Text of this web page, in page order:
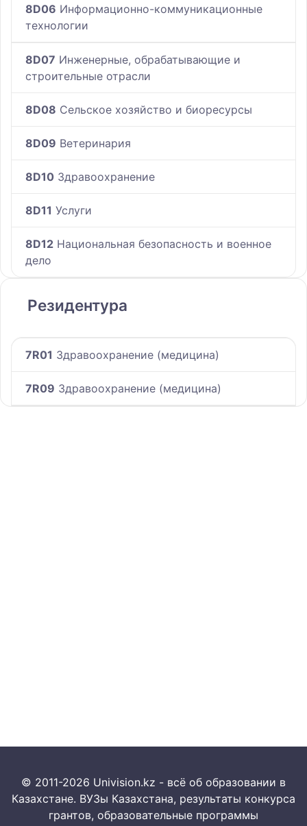
8D06 Информационно-коммуникационные
технологии
8D07 Инженерные, обрабатывающие и
строительные отрасли
8D08 Сельское хозяйство и биоресурсы
8D09 Ветеринария
8D10 Здравоохранение
8D11 Услуги
8D12 Национальная безопасность и военное
дело
Резидентура
7R01 Здравоохранение (медицина)
7R09 Здравоохранение (медицина)
© 2011-2026 Univision.kz - всё об образовании в
Казахстане. ВУЗы Казахстана, результаты конкурса
грантов, образовательные программы